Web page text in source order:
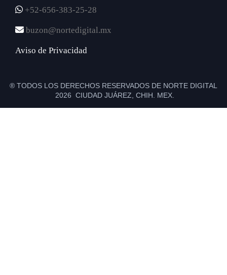
+52-656-383-25-28
buzon@nortedigital.mx
Aviso de Privacidad
® TODOS LOS DERECHOS RESERVADOS DE NORTE DIGITAL
2026 CIUDAD JUÁREZ, CHIH. MEX.